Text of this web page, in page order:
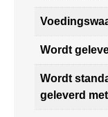
Wordt
Wordt
geleverd met